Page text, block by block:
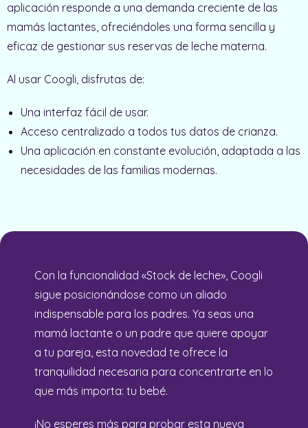
aplicación responde a una demanda creciente de las
mamás lactantes, ofreciéndoles una forma sencilla y
eficaz de gestionar sus reservas de leche materna.
Al usar Coogli, disfrutas de:
Una interfaz fácil de usar.
Acceso centralizado a todos tus datos de crianza.
Una aplicación en constante evolución, adaptada a las
necesidades de las familias modernas.
Con la funcionalidad «Stock de leche», Coogli
sigue posicionándose como un aliado
indispensable para los padres. Ya seas una
mamá lactante o un padre que quiere apoyar
a tu pareja, esta novedad te ofrece la
tranquilidad necesaria para concentrarte en lo
que más importa: tu bebé.
¡No esperes más para probar esta nueva